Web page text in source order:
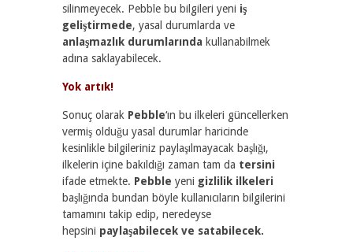
silinmeyecek. Pebble bu bilgileri yeni iş
geliştirmede, yasal durumlarda ve
anlaşmazlık durumlarında kullanabilmek
adına saklayabilecek.
Yok artık!
Sonuç olarak Pebble‘ın bu ilkeleri güncellerken
vermiş olduğu yasal durumlar haricinde
kesinlikle bilgileriniz paylaşılmayacak başlığı,
ilkelerin içine bakıldığı zaman tam da tersini
ifade etmekte. Pebble yeni gizlilik ilkeleri
başlığında bundan böyle kullanıcıların bilgilerini
tamamını takip edip, neredeyse
hepsini paylaşabilecek ve satabilecek.